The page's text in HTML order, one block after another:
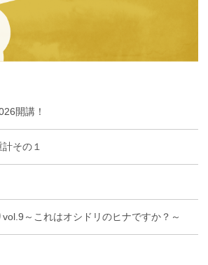
開講！
その１
～これはオシドリのヒナですか？～